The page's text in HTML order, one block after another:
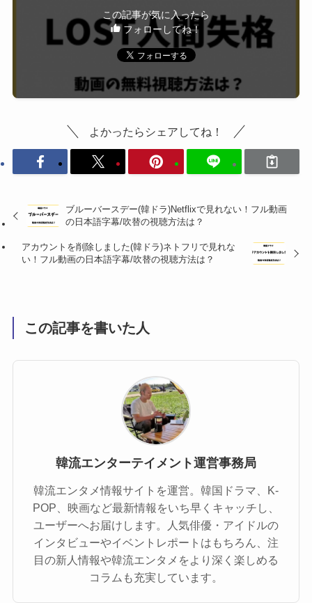
この記事が気に入ったら
フォローしてね！
よかったらシェアしてね！
ブルーバースデー(韓ドラ)Netflixで見れない！フル動画
の日本語字幕/吹替の視聴方法は？
アカウントを削除しました(韓ドラ)ネトフリで見れな
い！フル動画の日本語字幕/吹替の視聴方法は？
この記事を書いた人
韓流エンターテイメント運営事務局
韓流エンタメ情報サイトを運営。韓国ドラマ、K-
POP、映画など最新情報をいち早くキャッチし、
ユーザーへお届けします。人気俳優・アイドルの
インタビューやイベントレポートはもちろん、注
目の新人情報や韓流エンタメをより深く楽しめる
コラムも充実しています。